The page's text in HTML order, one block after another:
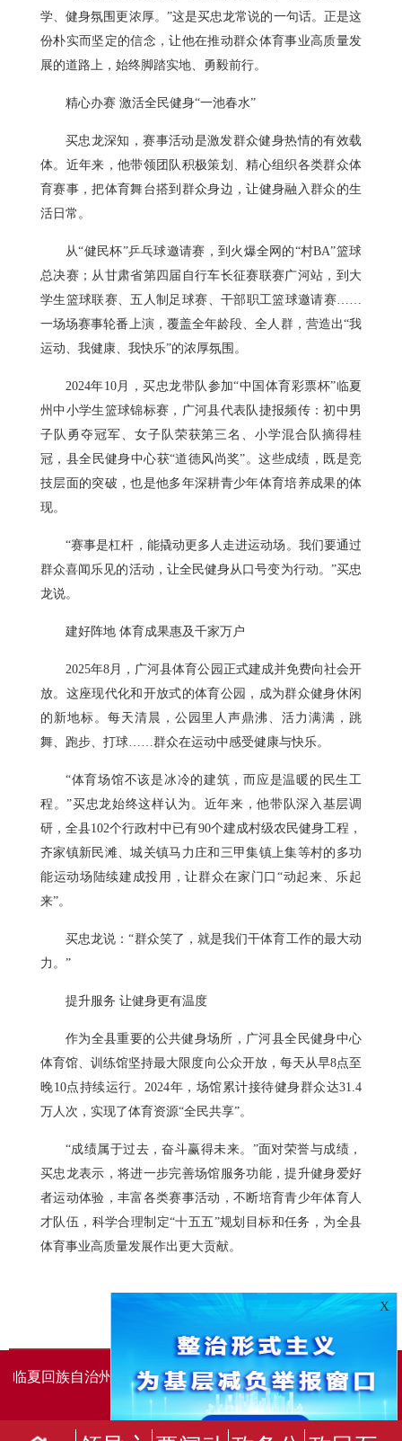
学、健身氛围更浓厚。”这是买忠龙常说的一句话。正是这
份朴实而坚定的信念，让他在推动群众体育事业高质量发
展的道路上，始终脚踏实地、勇毅前行。
精心办赛 激活全民健身“一池春水”
买忠龙深知，赛事活动是激发群众健身热情的有效载
体。近年来，他带领团队积极策划、精心组织各类群众体
育赛事，把体育舞台搭到群众身边，让健身融入群众的生
活日常。
从“健民杯”乒乓球邀请赛，到火爆全网的“村BA”篮球
总决赛；从甘肃省第四届自行车长征赛联赛广河站，到大
学生篮球联赛、五人制足球赛、干部职工篮球邀请赛……
一场场赛事轮番上演，覆盖全年龄段、全人群，营造出“我
运动、我健康、我快乐”的浓厚氛围。
2024年10月，买忠龙带队参加“中国体育彩票杯”临夏
州中小学生篮球锦标赛，广河县代表队捷报频传：初中男
子队勇夺冠军、女子队荣获第三名、小学混合队摘得桂
冠，县全民健身中心获“道德风尚奖”。这些成绩，既是竞
技层面的突破，也是他多年深耕青少年体育培养成果的体
现。
“赛事是杠杆，能撬动更多人走进运动场。我们要通过
群众喜闻乐见的活动，让全民健身从口号变为行动。”买忠
龙说。
建好阵地 体育成果惠及千家万户
2025年8月，广河县体育公园正式建成并免费向社会开
放。这座现代化和开放式的体育公园，成为群众健身休闲
的新地标。每天清晨，公园里人声鼎沸、活力满满，跳
舞、跑步、打球……群众在运动中感受健康与快乐。
“体育场馆不该是冰冷的建筑，而应是温暖的民生工
程。”买忠龙始终这样认为。近年来，他带队深入基层调
研，全县102个行政村中已有90个建成村级农民健身工程，
齐家镇新民滩、城关镇马力庄和三甲集镇上集等村的多功
能运动场陆续建成投用，让群众在家门口“动起来、乐起
来”。
买忠龙说：“群众笑了，就是我们干体育工作的最大动
力。”
提升服务 让健身更有温度
作为全县重要的公共健身场所，广河县全民健身中心
体育馆、训练馆坚持最大限度向公众开放，每天从早8点至
晚10点持续运行。2024年，场馆累计接待健身群众达31.4
万人次，实现了体育资源“全民共享”。
“成绩属于过去，奋斗赢得未来。”面对荣誉与成绩，
买忠龙表示，将进一步完善场馆服务功能，提升健身爱好
者运动体验，丰富各类赛事活动，不断培育青少年体育人
才队伍，科学合理制定“十五五”规划目标和任务，为全县
体育事业高质量发展作出更大贡献。
临夏回族自治州人民政府办公室主办 临夏回族自治州人民政
府信息中心承办
X